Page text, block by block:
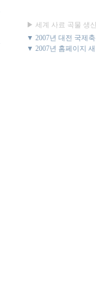
▶ 세계 사료 곡물 생
▼ 2007년 대전 국제
▼ 2007년 홈페이지